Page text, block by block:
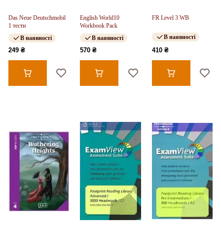
Das Neue Deutschmobil
1 тести
В наявності
249 ₴
English World10
Workbook Pack
В наявності
570 ₴
FR Level 3 WB
В наявності
410 ₴